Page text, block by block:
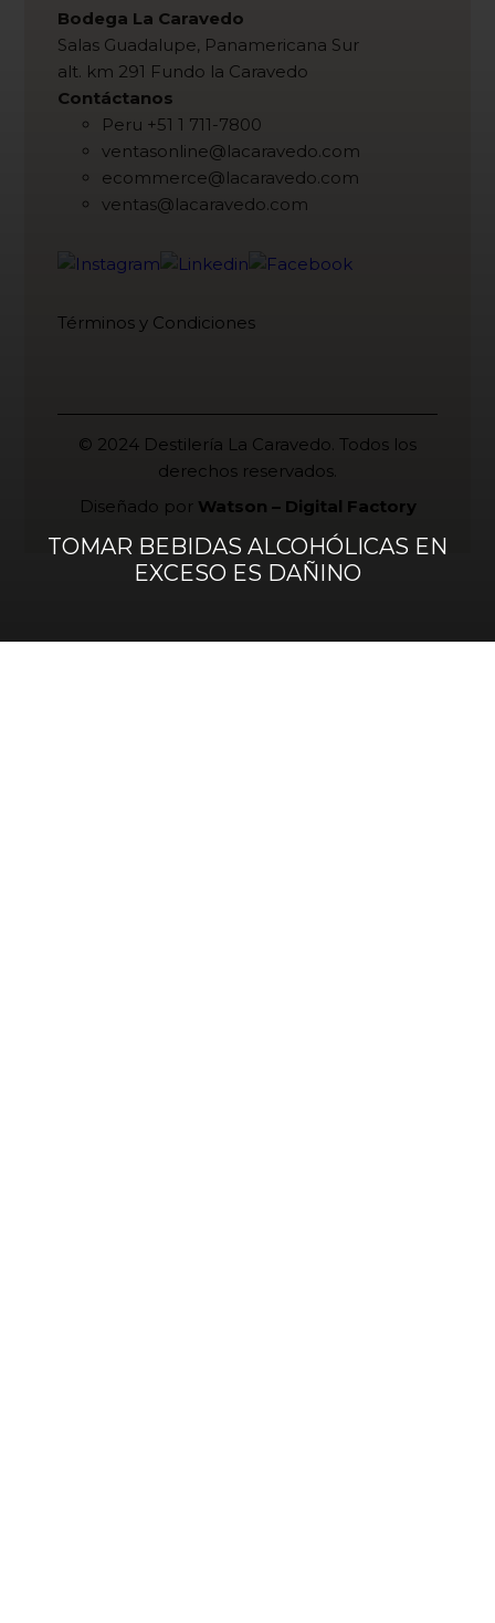
Bodega La Caravedo
Salas Guadalupe, Panamericana Sur
alt. km 291 Fundo la Caravedo
Contáctanos
Peru +51 1 711-7800
ventasonline@lacaravedo.com
ecommerce@lacaravedo.com
ventas@lacaravedo.com
Términos y Condiciones
© 2024 Destilería La Caravedo. Todos los
derechos reservados.
Diseñado por Watson – Digital Factory
TOMAR BEBIDAS ALCOHÓLICAS EN
EXCESO ES DAÑINO